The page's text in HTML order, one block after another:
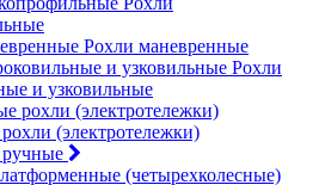
Рохли маневренные
Рохли
и узковильные
(электротележки)
ручные